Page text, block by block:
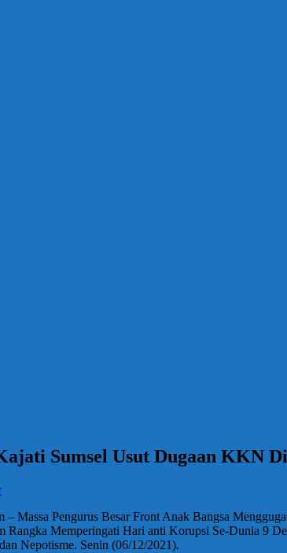
Sumsel Usut Dugaan KKN
Massa Pengurus Besar Front Anak Bangsa
Rangka Memperingati Hari anti Korupsi Se-Dunia 9
Nepotisme. Senin (06/12/2021).